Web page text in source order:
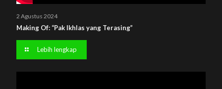
2 Agustus 2024
Making Of: “Pak Ikhlas yang Terasing”
Lebih lengkap